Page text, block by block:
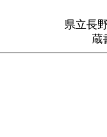
県立長
蔵